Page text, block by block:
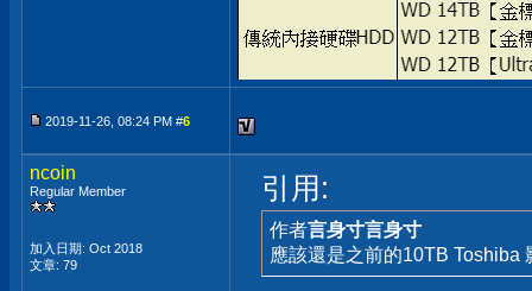
2019-11-26, 08:24 PM #6
ncoin
Regular Member
加入日期: Oct 2018
文章: 79
引用:
作者言身寸言身寸
應該還是之前的10TB Toshiba